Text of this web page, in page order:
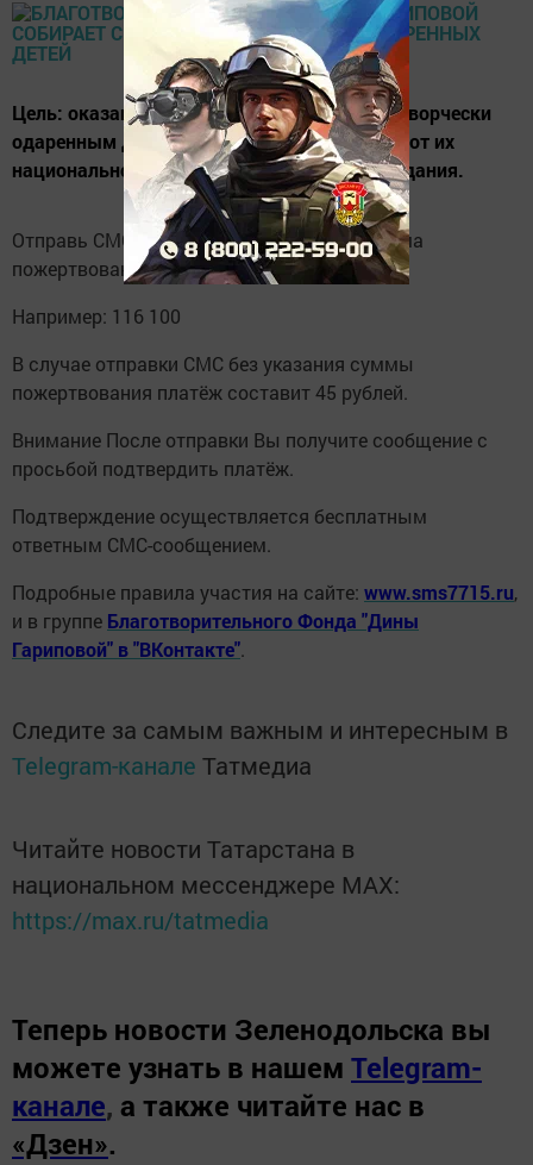
Цель: оказание материальной поддержки творчески
одаренным детям и молодёжи независимо от их
национальности, гражданства, вероисповедания.
Отправь СМС с текстом "116" [пробел] "сумма
пожертвования" на номер 7715.
Например: 116 100
В случае отправки СМС без указания суммы
пожертвования платёж составит 45 рублей.
Внимание После отправки Вы получите сообщение с
просьбой подтвердить платёж.
Подтверждение осуществляется бесплатным
ответным СМС-сообщением.
Подробные правила участия на сайте: www.sms7715.ru,
и в группе Благотворительного Фонда "Дины
Гариповой" в "ВКонтакте".
Следите за самым важным и интересным в
Telegram-канале Татмедиа
Читайте новости Татарстана в
национальном мессенджере MАХ:
https://max.ru/tatmedia
Теперь новости Зеленодольска вы
можете узнать в нашем Telegram-
канале, а также читайте нас в
«Дзен».